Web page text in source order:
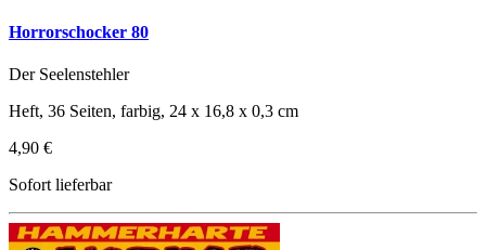
Horrorschocker 80
Der Seelenstehler
Heft, 36 Seiten, farbig, 24 x 16,8 x 0,3 cm
4,90 €
Sofort lieferbar